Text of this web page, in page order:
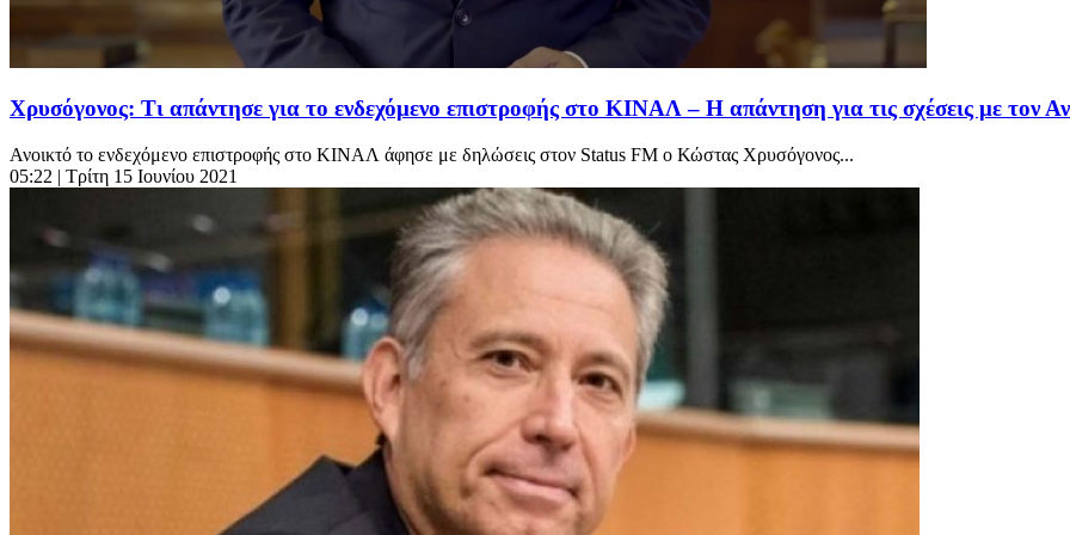
Χρυσόγονος: Τι απάντησε για το ενδεχόμενο επιστροφής στο ΚΙΝΑΛ – Η απάντηση για τις σχέσεις με τον
Ανοικτό το ενδεχόμενο επιστροφής στο ΚΙΝΑΛ άφησε με δηλώσεις στον Status FM ο Κώστας Χρυσόγονος...
05:22 | Τρίτη 15 Ιουνίου 2021